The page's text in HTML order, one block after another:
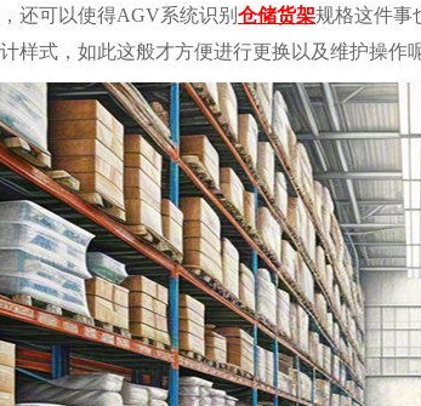
可以使得AGV系统识别 仓储货架规格这件事
样式，如此这般才方便进行更换以及维护操作呢